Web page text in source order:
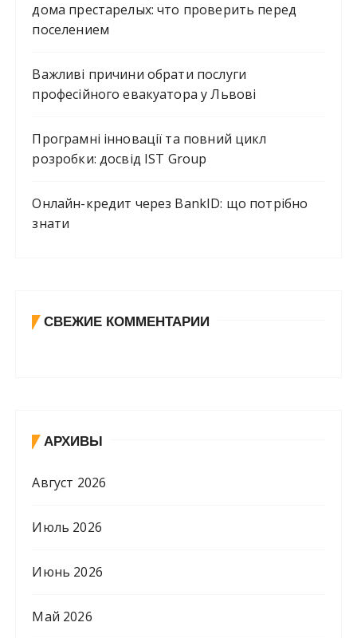
дома престарелых: что проверить перед
поселением
Важливі причини обрати послуги
професійного евакуатора у Львові
Програмні інновації та повний цикл
розробки: досвід IST Group
Онлайн-кредит через BankID: що потрібно
знати
СВЕЖИЕ КОММЕНТАРИИ
АРХИВЫ
Август 2026
Июль 2026
Июнь 2026
Май 2026